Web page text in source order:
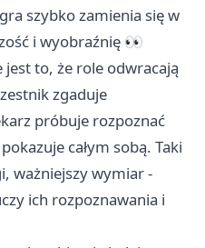
szybko zamienia się w
i wyobraźnię 👀
jest to, że role odwracają
zgaduje
próbuje rozpoznać
całym sobą. Taki
ważniejszy wymiar -
ich rozpoznawania i